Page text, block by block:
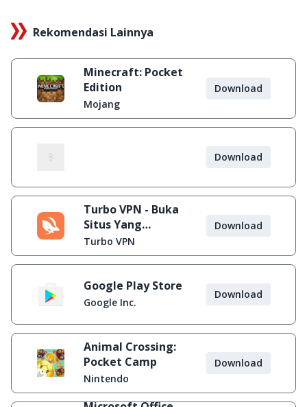
Rekomendasi Lainnya
Minecraft: Pocket
Edition
Mojang
Download
Download
Turbo VPN - Buka
Situs Yang
Diblokir
Turbo VPN
Download
Google Play Store
Google Inc.
Download
Animal Crossing:
Pocket Camp
Nintendo
Download